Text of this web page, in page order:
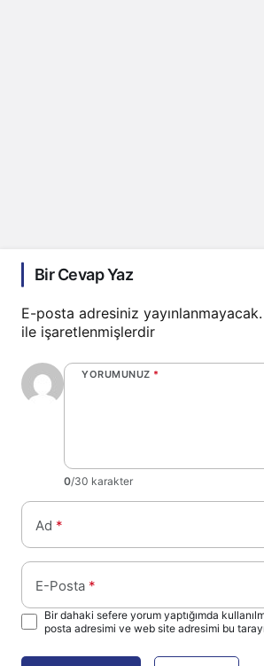
Bir Cevap Yaz
E-posta adresiniz yayınlanmayacak.
ile işaretlenmişlerdir
YORUMUNUZ *
0/30 karakter
Ad *
E-Posta *
Bir dahaki sefere yorum yaptığımda
posta adresimi ve web site adresimi bu